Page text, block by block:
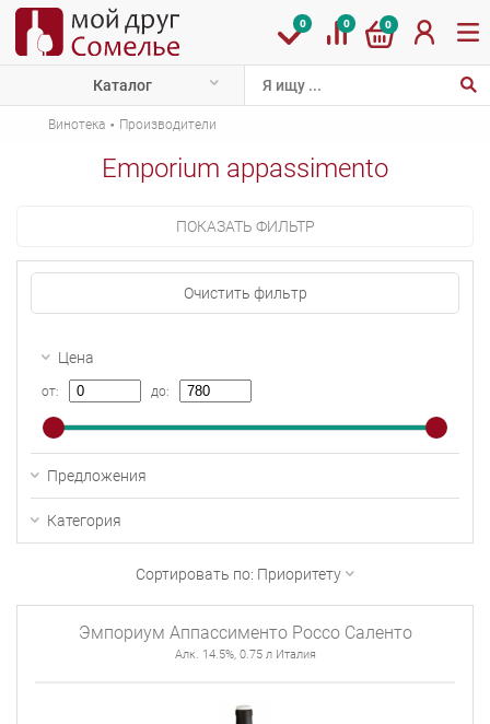
0 0 0
Каталог
Винотека · Производители
Emporium appassimento
ПОКАЗАТЬ ФИЛЬТР
Очистить фильтр
Цена
от: до:
Предложения
Категория
Сортировать по: Приоритету
Эмпориум Аппассименто Россо Саленто
Алк. 14.5%, 0.75 л Италия